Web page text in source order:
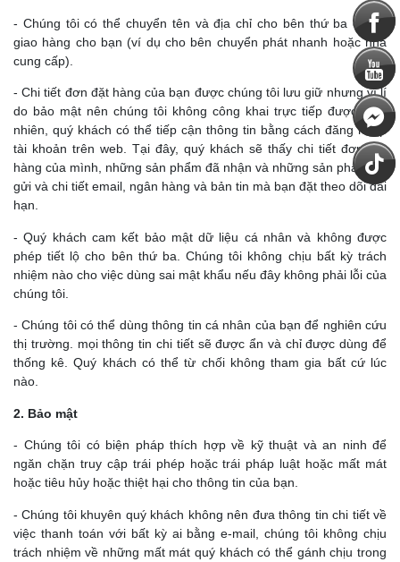
- Chúng tôi có thể chuyển tên và địa chỉ cho bên thứ ba để họ
giao hàng cho bạn (ví dụ cho bên chuyển phát nhanh hoặc nhà
cung cấp).
- Chi tiết đơn đặt hàng của bạn được chúng tôi lưu giữ nhưng vì lí
do bảo mật nên chúng tôi không công khai trực tiếp được. Tuy
nhiên, quý khách có thể tiếp cận thông tin bằng cách đăng nhập
tài khoản trên web. Tại đây, quý khách sẽ thấy chi tiết đơn đặt
hàng của mình, những sản phẩm đã nhận và những sản phẩm đã
gửi và chi tiết email, ngân hàng và bản tin mà bạn đặt theo dõi dài
hạn.
- Quý khách cam kết bảo mật dữ liệu cá nhân và không được
phép tiết lộ cho bên thứ ba. Chúng tôi không chịu bất kỳ trách
nhiệm nào cho việc dùng sai mật khẩu nếu đây không phải lỗi của
chúng tôi.
- Chúng tôi có thể dùng thông tin cá nhân của bạn để nghiên cứu
thị trường. mọi thông tin chi tiết sẽ được ẩn và chỉ được dùng để
thống kê. Quý khách có thể từ chối không tham gia bất cứ lúc
nào.
2. Bảo mật
- Chúng tôi có biện pháp thích hợp về kỹ thuật và an ninh để
ngăn chặn truy cập trái phép hoặc trái pháp luật hoặc mất mát
hoặc tiêu hủy hoặc thiệt hại cho thông tin của bạn.
- Chúng tôi khuyên quý khách không nên đưa thông tin chi tiết về
việc thanh toán với bất kỳ ai bằng e-mail, chúng tôi không chịu
trách nhiệm về những mất mát quý khách có thể gánh chịu trong